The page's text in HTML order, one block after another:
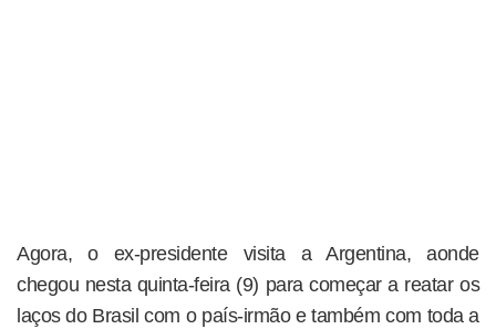
Agora, o ex-presidente visita a Argentina, aonde
chegou nesta quinta-feira (9) para começar a reatar os
laços do Brasil com o país-irmão e também com toda a